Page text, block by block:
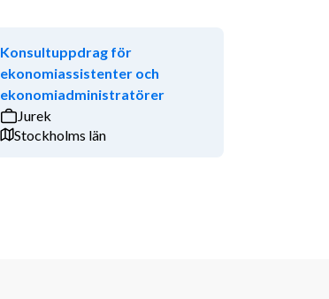
Konsultuppdrag för
ekonomiassistenter och
ekonomiadministratörer
Jurek
Stockholms län